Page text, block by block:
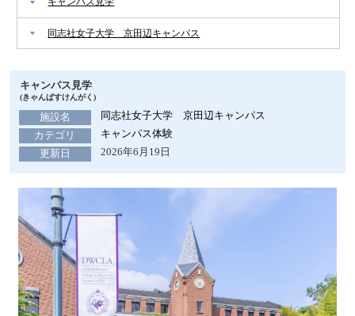
同志社女子大学 京田辺キャンパス
キャンパス見学
(きゃんぱすけんがく)
施設名
同志社女子大学 京田辺キャンパス
カテゴリ
キャンパス体験
更新日
2026年6月19日